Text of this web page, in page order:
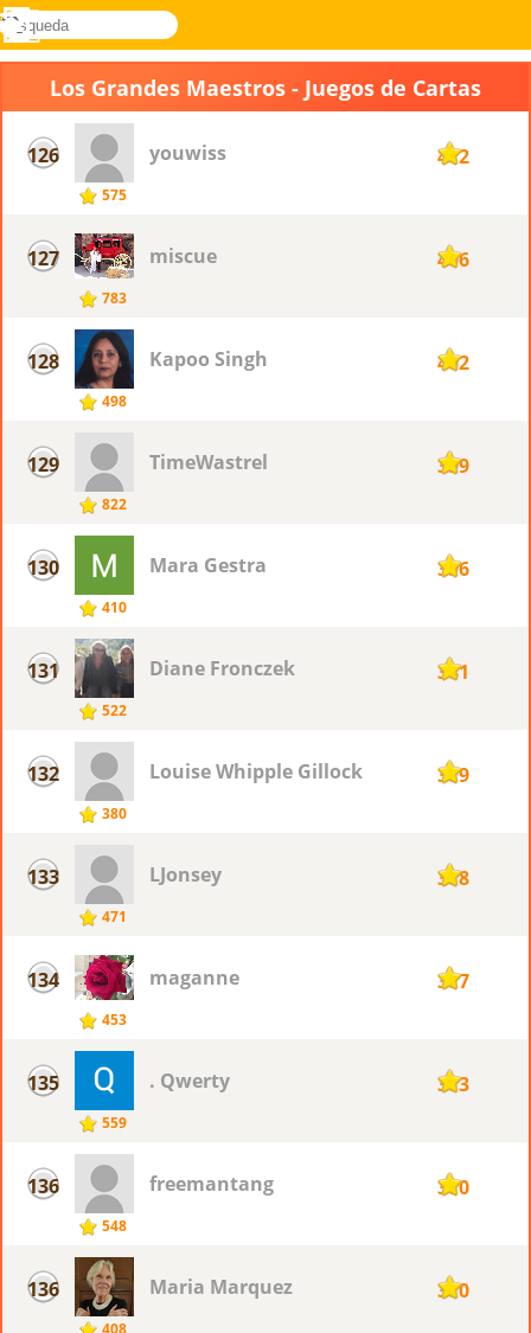
Novel
búsqueda
Acceder
Menú
Los Grandes Maestros - Juegos de Cartas
126
575
youwiss 412
127
783
miscue 406
128
498
Kapoo Singh 402
129
822
TimeWastrel 399
130
410
Mara Gestra 396
131
522
Diane Fronczek 381
132
380
Louise Whipple Gillock 379
133
471
LJonsey 378
134
453
maganne 377
135
559
. Qwerty 373
136
548
freemantang 370
136
408
Maria Marquez 370